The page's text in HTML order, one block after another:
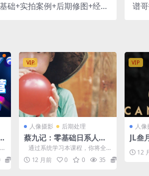
础+实拍案例+后期修图+经验
谱
12.9
VIP
人像摄影 后期处理
蔡九记：零基础日系人像
课
通过系统学习本课程，你将全
面掌握日系人像的拍摄技巧，包
括构图、光线运用、模...
12 月前 0 0 35
VIP
人像
JL叁
12